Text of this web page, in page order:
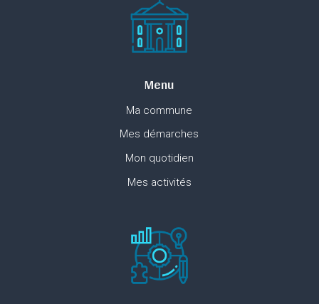
Menu
Ma commune
Mes démarches
Mon quotidien
Mes activités